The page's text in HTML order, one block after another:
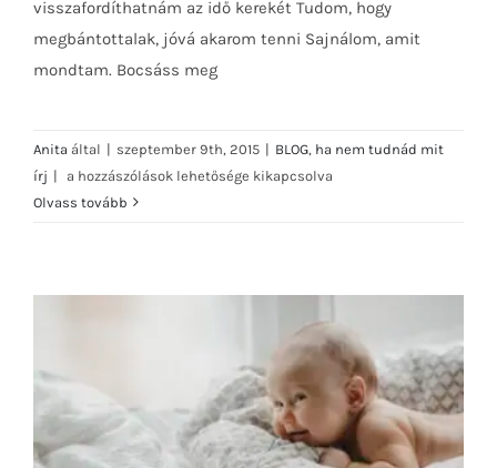
visszafordíthatnám az idő kerekét Tudom, hogy
megbántottalak, jóvá akarom tenni Sajnálom, amit
mondtam. Bocsáss meg
Anita által | szeptember 9th, 2015 | BLOG, ha nem tudnád mit
írj |
Ha
nem
a hozzászólások lehetősége kikapcsolva
Olvass tovább